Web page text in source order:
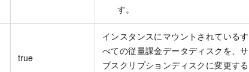
す。
true
インスタンスにマウントされているす
べての従量課金データディスクを、サ
ブスクリプションディスクに変更する